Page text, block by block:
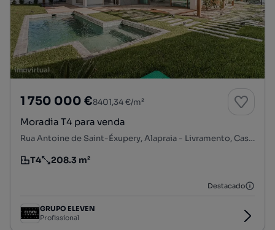
1 750 000 €8401,34 €/m²
Moradia T4 para venda
Rua Antoine de Saint-Éxupery, Alapraia - Livramento, Cascais e Estoril, Cascais, Lisboa
Tipologia
T4
Preço por metro quadrado
208.3 m²
Destacado
GRUPO ELEVEN
Profissional